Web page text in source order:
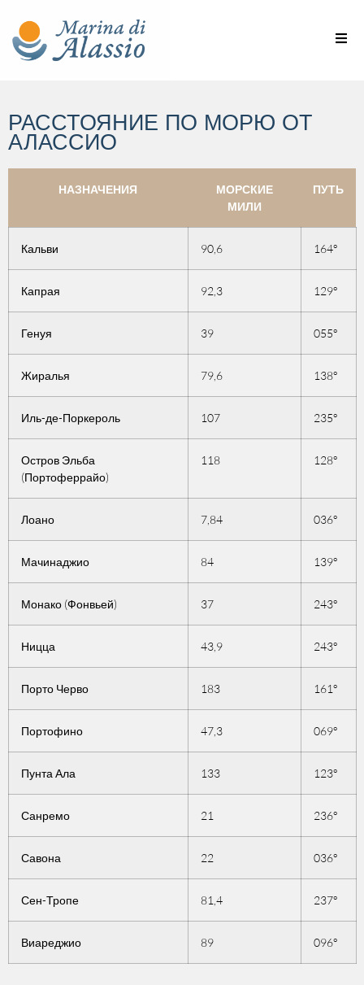
РАССТОЯНИЕ ПО МОРЮ ОТ
АЛАССИО
НАЗНАЧЕНИЯ
МОРСКИЕ
МИЛИ
ПУТЬ
Кальви 90,6 164°
Капрая 92,3 129°
Генуя 39 055°
Жиралья 79,6 138°
Иль-де-Поркероль 107 235°
Остров Эльба
(Портоферрайо)
118 128°
Лоано 7,84 036°
Мачинаджио 84 139°
Монако (Фонвьей) 37 243°
Ницца 43,9 243°
Порто Черво 183 161°
Портофино 47,3 069°
Пунта Ала 133 123°
Санремо 21 236°
Савона 22 036°
Сен-Тропе 81,4 237°
Виареджио 89 096°